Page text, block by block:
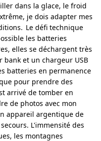
dans la glace, le froid
je dois adapter mes
Le défi technique
les batteries
elles se déchargent très
bank et un chargeur USB
batteries en permanence
pour prendre des
arrivé de tomber en
de photos avec mon
appareil argentique de
L'immensité des
les montagnes